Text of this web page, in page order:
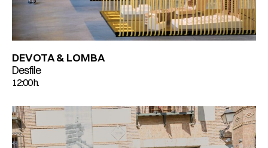
DEVOTA & LOMBA
Desfile
12:00 h.